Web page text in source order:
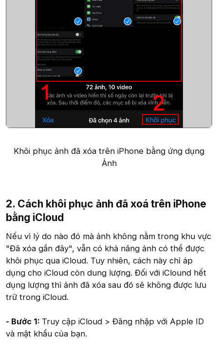
Khôi phục ảnh đã xóa trên iPhone bằng ứng dụng
Ảnh​
2. Cách khôi phục ảnh đã xoá trên iPhone
bằng iCloud
Nếu vì lý do nào đó mà ảnh không nằm trong khu vực
"Đã xóa gần đây", vẫn có khả năng ảnh có thể được
khôi phục qua iCloud. Tuy nhiên, cách này chỉ áp
dụng cho iCloud còn dung lượng. Đối với iClound hết
dụng lượng thì ảnh đã xóa sau đó sẽ không được lưu
trữ trong iCloud.
- Bước 1: Truy cập iCloud > Đăng nhập với Apple ID
và mật khẩu của bạn.